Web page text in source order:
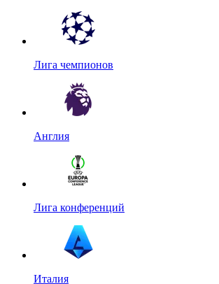
Лига чемпионов
Англия
Лига конференций
Италия